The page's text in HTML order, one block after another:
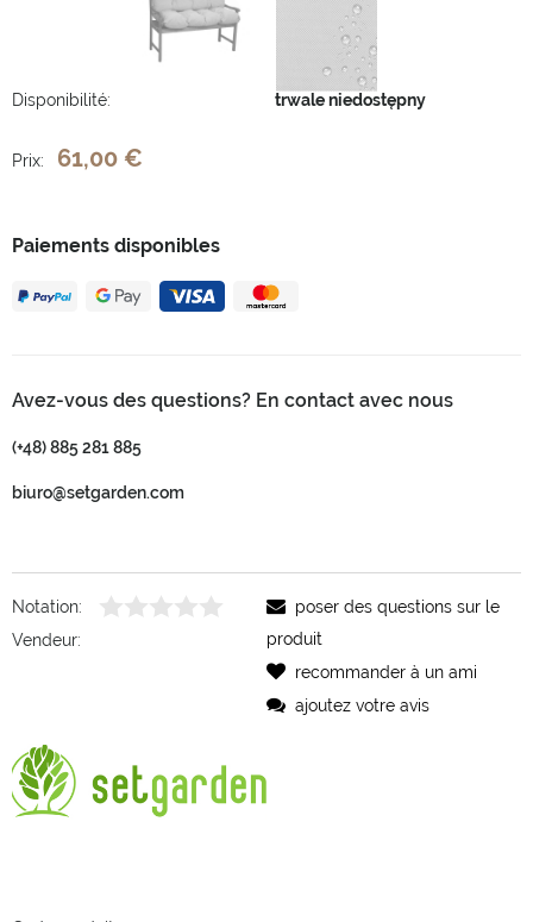
Disponibilité: trwale niedostępny
Paiements disponibles
Avez-vous des questions? En contact avec nous
(+48) 885 281 885
biuro@setgarden.com
Prix: 61,00 €
Notation:
Vendeur:
poser des questions sur le
produit
recommander à un ami
ajoutez votre avis